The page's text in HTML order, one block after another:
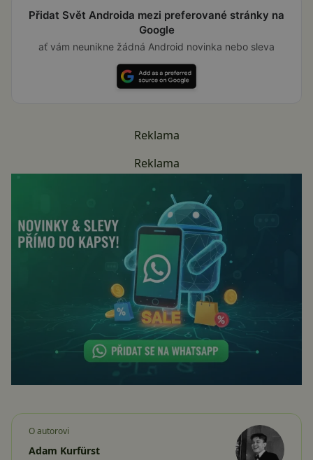
Přidat Svět Androida mezi preferované stránky na
Google
ať vám neunikne žádná Android novinka nebo sleva
Reklama
Reklama
O autorovi
Adam Kurfürst